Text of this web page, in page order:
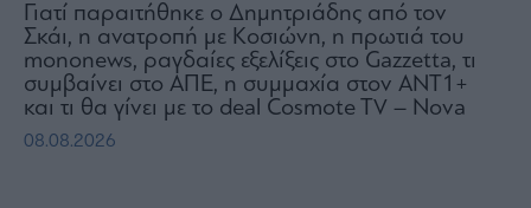
Γιατί παραιτήθηκε ο Δημητριάδης από τον
Σκάι, η ανατροπή με Κοσιώνη, η πρωτιά του
mononews, ραγδαίες εξελίξεις στο Gazzetta, τι
συμβαίνει στο ΑΠΕ, η συμμαχία στον ΑΝΤ1+
και τι θα γίνει με το deal Cosmote TV – Nova
08.08.2026